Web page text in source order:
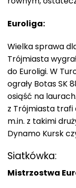
Euroliga:
Wielka sprawa
Trójmiasta
do Euroligi. W
ograły Botas SK
osiąść na
z Trójmiasta trafi
m.in. z takimi
Dynamo Kursk
Siatkówka:
Mistrzostwa